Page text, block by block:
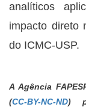
analíticos
impacto direto
do ICMC-USP.
A Agência
(CC-BY-NC-ND)